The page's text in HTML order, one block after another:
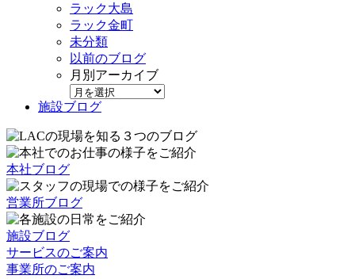
ラック大島
ラック金町
未分類
以前のブログ
月別アーカイブ
施設ブログ
本社ブログ
営業所ブログ
施設ブログ
サービスのご案内
事業所のご案内